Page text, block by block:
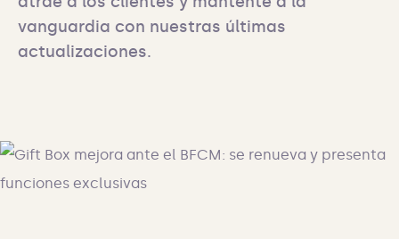
vanguardia con nuestras últimas
actualizaciones.